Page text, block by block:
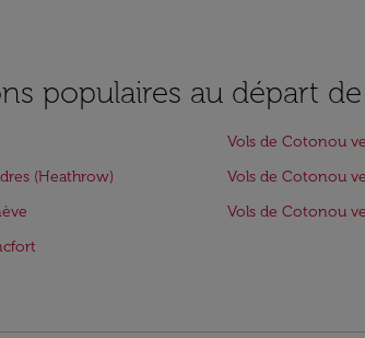
populaires au départ
Vols de Cotonou
(Heathrow)
Vols de Cotonou
Vols de Cotonou